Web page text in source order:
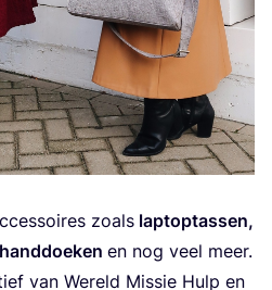
zoals lap­top­tas­sen,
en nog veel meer.
van Wereld Mis­sie Hulp en